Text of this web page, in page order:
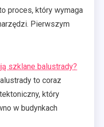
proces, który wymaga
Pierwszym
szklane balustrady?
to coraz
który
w budynkach